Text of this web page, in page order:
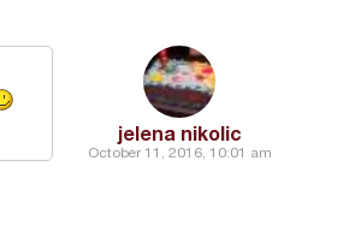
jelena nikolic
October 11, 2016, 10:01 am